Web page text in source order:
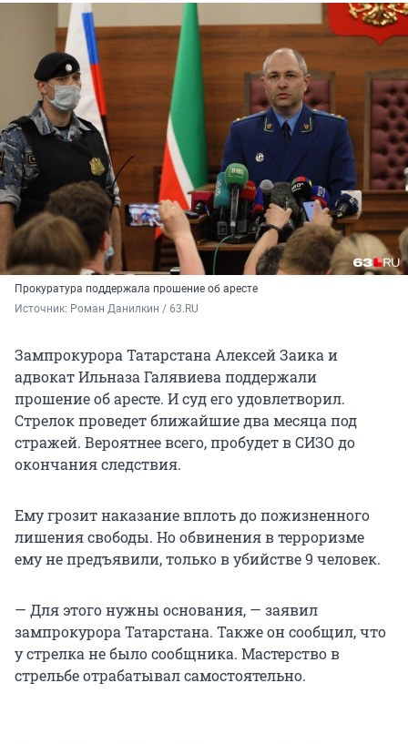
Прокуратура поддержала прошение об аресте
Источник: Роман Данилкин / 63.RU
Зампрокурора Татарстана Алексей Заика и
адвокат Ильназа Галявиева поддержали
прошение об аресте. И суд его удовлетворил.
Стрелок проведет ближайшие два месяца под
стражей. Вероятнее всего, пробудет в СИЗО до
окончания следствия.
Ему грозит наказание вплоть до пожизненного
лишения свободы. Но обвинения в терроризме
ему не предъявили, только в убийстве 9 человек.
— Для этого нужны основания, — заявил
зампрокурора Татарстана. Также он сообщил, что
у стрелка не было сообщника. Мастерство в
стрельбе отрабатывал самостоятельно.